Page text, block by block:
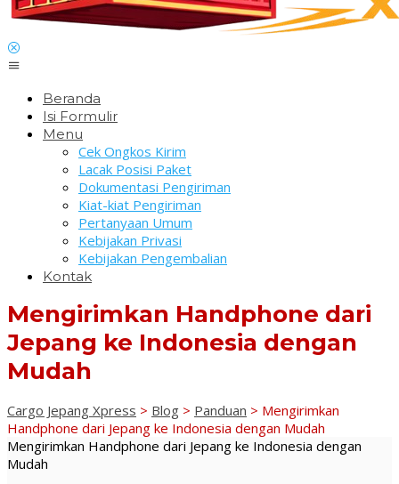
Beranda
Isi Formulir
Menu
Cek Ongkos Kirim
Lacak Posisi Paket
Dokumentasi Pengiriman
Kiat-kiat Pengiriman
Pertanyaan Umum
Kebijakan Privasi
Kebijakan Pengembalian
Kontak
Mengirimkan Handphone dari
Jepang ke Indonesia dengan
Mudah
Cargo Jepang Xpress > Blog > Panduan > Mengirimkan
Handphone dari Jepang ke Indonesia dengan Mudah
Mengirimkan Handphone dari Jepang ke Indonesia dengan
Mudah